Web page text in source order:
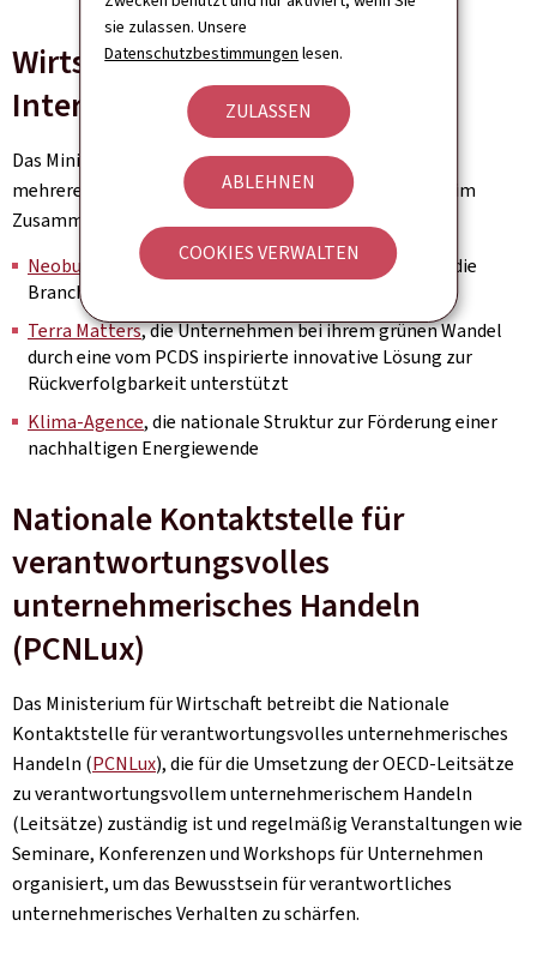
sie zulassen. Unsere
Datenschutzbestimmungen lesen.
ZULASSEN
ABLEHNEN
COOKIES VERWALTEN
Wirtschaftliche
Interessengemeinschaften
Das Ministerium für Wirtschaft ist Gründungsmitglied
mehrerer wirtschaftlicher Interessengemeinschaften im
Zusammenhang mit CSR, darunter:
Neobuild
, technologisches Innovationszentrum für die
Branche des nachhaltigen Bauens
Terra Matters, die Unternehmen bei ihrem grünen Wandel
durch eine vom PCDS inspirierte innovative Lösung zur
Rückverfolgbarkeit unterstützt
Klima-Agence, die nationale Struktur zur Förderung einer
nachhaltigen Energiewende
Nationale Kontaktstelle für
verantwortungsvolles
unternehmerisches Handeln
(PCNLux)
Das Ministerium für Wirtschaft betreibt die Nationale
Kontaktstelle für verantwortungsvolles unternehmerisches
Handeln (PCNLux), die für die Umsetzung der OECD-Leitsätze
zu verantwortungsvollem unternehmerischem Handeln
(Leitsätze) zuständig ist und regelmäßig Veranstaltungen wie
Seminare, Konferenzen und Workshops für Unternehmen
organisiert, um das Bewusstsein für verantwortliches
unternehmerisches Verhalten zu schärfen.